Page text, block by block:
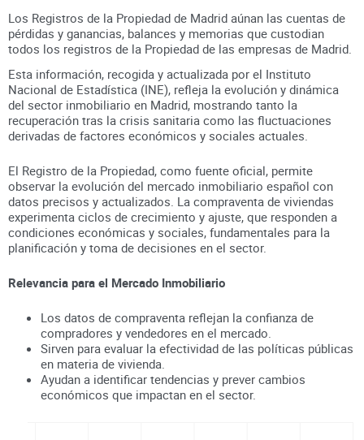
Los Registros de la Propiedad de Madrid aúnan las cuentas de
pérdidas y ganancias, balances y memorias que custodian
todos los registros de la Propiedad de las empresas de Madrid
Esta información, recogida y actualizada por el Instituto
Nacional de Estadística (INE), refleja la evolución y dinámica
del sector inmobiliario en Madrid, mostrando tanto la
recuperación tras la crisis sanitaria como las fluctuaciones
derivadas de factores económicos y sociales actuales.
El Registro de la Propiedad, como fuente oficial, permite
observar la evolución del mercado inmobiliario español con
datos precisos y actualizados. La compraventa de viviendas
experimenta ciclos de crecimiento y ajuste, que responden a
condiciones económicas y sociales, fundamentales para la
planificación y toma de decisiones en el sector.
Relevancia para el Mercado Inmobiliario
Los datos de compraventa reflejan la confianza de
compradores y vendedores en el mercado.
Sirven para evaluar la efectividad de las políticas públicas
en materia de vivienda.
Ayudan a identificar tendencias y prever cambios
económicos que impactan en el sector.